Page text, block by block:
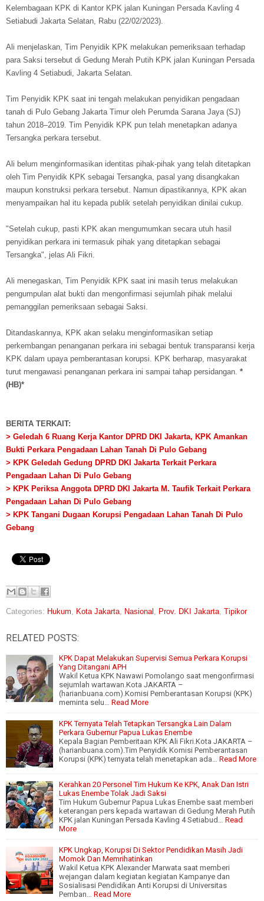
Kelembagaan KPK di Kantor KPK jalan Kuningan Persada Kavling 4
Setiabudi Jakarta Selatan, Rabu (22/02/2023).
Ali menjelaskan, Tim Penyidik KPK melakukan pemeriksaan terhadap
para Saksi tersebut di Gedung Merah Putih KPK jalan Kuningan Persada
Kavling 4 Setiabudi, Jakarta Selatan.
Tim Penyidik KPK saat ini tengah melakukan penyidikan pengadaan
tanah di Pulo Gebang Jakarta Timur oleh Perumda Sarana Jaya (SJ)
tahun 2018–2019. Tim Penyidik KPK pun telah menetapkan adanya
Tersangka perkara tersebut.
Ali belum menginformasikan identitas pihak-pihak yang telah ditetapkan
oleh Tim Penyidik KPK sebagai Tersangka, pasal yang disangkakan
maupun konstruksi perkara tersebut. Namun dipastikannya, KPK akan
menyampaikan hal itu kepada publik setelah penyidikan dinilai cukup.
"Setelah cukup, pasti KPK akan mengumumkan secara utuh hasil
penyidikan perkara ini termasuk pihak yang ditetapkan sebagai
Tersangka", jelas Ali Fikri.
Ali menegaskan, Tim Penyidik KPK saat ini masih terus melakukan
pengumpulan alat bukti dan mengonfirmasi sejumlah pihak melalui
pemanggilan pemeriksaan sebagai Saksi.
Ditandaskannya, KPK akan selaku menginformasikan setiap
perkembangan penanganan perkara ini sebagai bentuk transparansi kerja
KPK dalam upaya pemberantasan korupsi. KPK berharap, masyarakat
turut mengawasi penanganan perkara ini sampai tahap persidangan. *
(HB)*
BERITA TERKAIT:
> Geledah 6 Ruang Kerja Kantor DPRD DKI Jakarta, KPK Amankan
Bukti Perkara Pengadaan Lahan Tanah Di Pulo Gebang
> KPK Geledah Gedung DPRD DKI Jakarta Terkait Perkara
Pengadaan Lahan Di Pulo Gebang
> KPK Periksa Anggota DPRD DKI Jakarta M. Taufik Terkait Perkara
Pengadaan Lahan Di Pulo Gebang
> KPK Tangani Dugaan Korupsi Pengadaan Lahan Tanah Di Pulo
Gebang
Categories: Hukum, Kota Jakarta, Nasional , Prov. DKI Jakarta, Tipikor
RELATED POSTS:
KPK Dapat Melakukan Supervisi Semua Perkara Korupsi
Yang Ditangani APH
Wakil Ketua KPK Nawawi Pomolango saat mengonfirmasi
sejumlah wartawan.Kota JAKARTA –
(harianbuana.com).Komisi Pemberantasan Korupsi (KPK)
meminta selu… Read More
KPK Ternyata Telah Tetapkan Tersangka Lain Dalam
Perkara Gubernur Papua Lukas Enembe
Kepala Bagian Pemberitaan KPK Ali Fikri.Kota JAKARTA –
(harianbuana.com).Tim Penyidik Komisi Pemberantasan
Korupsi (KPK) ternyata telah menetapkan ada… Read More
Kerahkan 20 Personel Tim Hukum Ke KPK, Anak Dan Istri
Lukas Enembe Tolak Jadi Saksi
Tim Hukum Gubernur Papua Lukas Enembe saat memberi
keterangan pers kepada wartawan di Gedung Merah Putih
KPK jalan Kuningan Persada Kavling 4 Setiabud… Read
More
KPK Ungkap, Korupsi Di Sektor Pendidikan Masih Jadi
Momok Dan Memrihatinkan
Wakil Ketua KPK Alexander Marwata saat memberi
wejangan dalam kegiatan kegiatan Kampanye dan
Sosialisasi Pendidikan Anti Korupsi di Universitas
Pemban… Read More